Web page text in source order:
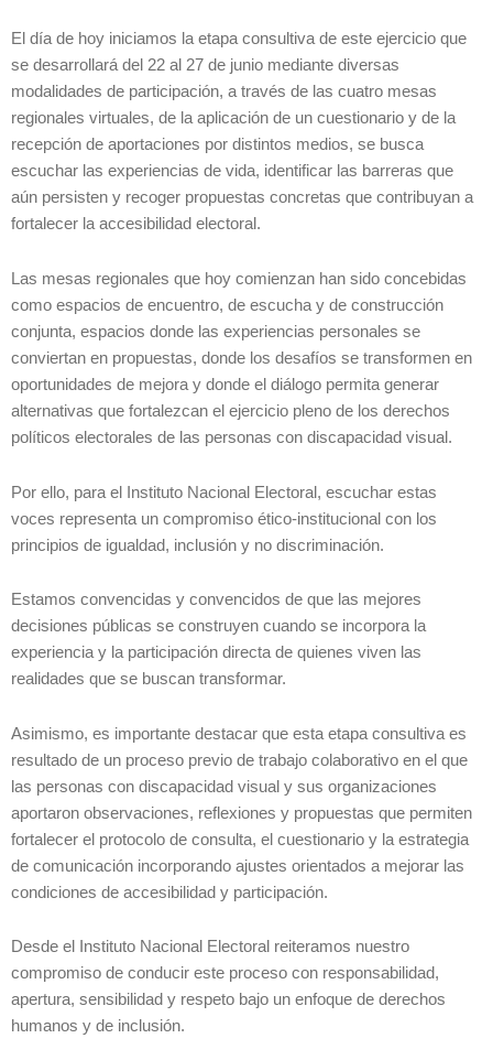
El día de hoy iniciamos la etapa consultiva de este ejercicio que
se desarrollará del 22 al 27 de junio mediante diversas
modalidades de participación, a través de las cuatro mesas
regionales virtuales, de la aplicación de un cuestionario y de la
recepción de aportaciones por distintos medios, se busca
escuchar las experiencias de vida, identificar las barreras que
aún persisten y recoger propuestas concretas que contribuyan a
fortalecer la accesibilidad electoral.
Las mesas regionales que hoy comienzan han sido concebidas
como espacios de encuentro, de escucha y de construcción
conjunta, espacios donde las experiencias personales se
conviertan en propuestas, donde los desafíos se transformen en
oportunidades de mejora y donde el diálogo permita generar
alternativas que fortalezcan el ejercicio pleno de los derechos
políticos electorales de las personas con discapacidad visual.
Por ello, para el Instituto Nacional Electoral, escuchar estas
voces representa un compromiso ético-institucional con los
principios de igualdad, inclusión y no discriminación.
Estamos convencidas y convencidos de que las mejores
decisiones públicas se construyen cuando se incorpora la
experiencia y la participación directa de quienes viven las
realidades que se buscan transformar.
Asimismo, es importante destacar que esta etapa consultiva es
resultado de un proceso previo de trabajo colaborativo en el que
las personas con discapacidad visual y sus organizaciones
aportaron observaciones, reflexiones y propuestas que permiten
fortalecer el protocolo de consulta, el cuestionario y la estrategia
de comunicación incorporando ajustes orientados a mejorar las
condiciones de accesibilidad y participación.
Desde el Instituto Nacional Electoral reiteramos nuestro
compromiso de conducir este proceso con responsabilidad,
apertura, sensibilidad y respeto bajo un enfoque de derechos
humanos y de inclusión.